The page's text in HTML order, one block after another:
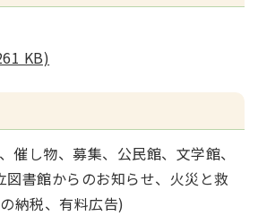
KB)
催し物、募集、公民館、文学館、
図書館からのお知らせ、火災と救
納税、有料広告)